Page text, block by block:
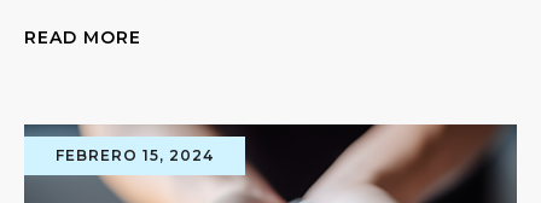
READ MORE
FEBRERO 15, 2024